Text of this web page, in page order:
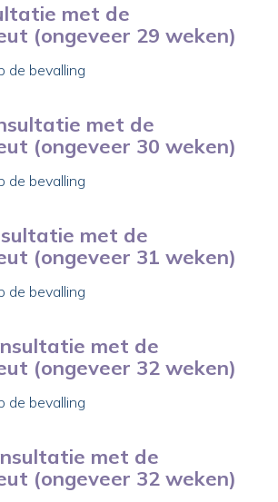
met de
(ongeveer 29 weken)
de bevalling
met de
(ongeveer 30 weken)
de bevalling
met de
(ongeveer 31 weken)
de bevalling
met de
(ongeveer 32 weken)
de bevalling
met de
(ongeveer 32 weken)